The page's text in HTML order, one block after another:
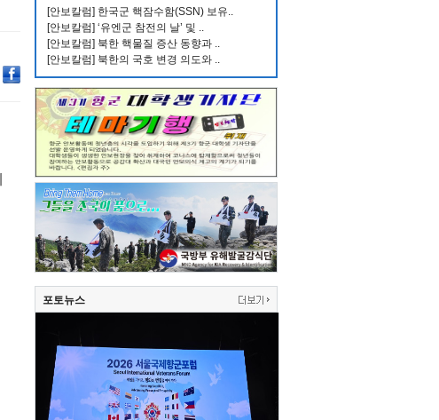
[안보칼럼] 한국군 핵잠수함(SSN) 보유..
[안보칼럼] ‘유엔군 참전의 날’ 및 ..
[안보칼럼] 북한 핵물질 증산 동향과 ..
[안보칼럼] 북한의 국호 변경 의도와 ..
포토뉴스